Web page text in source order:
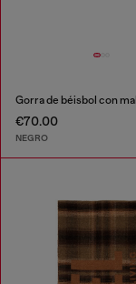
Gorra de béisbol con
€70.00
NEGRO